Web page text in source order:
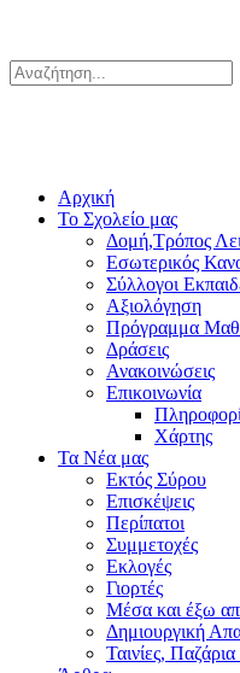
Αρχική
Το Σχολείο μας
Δομή,Τρόπος
Εσωτερικός
Σύλλογοι
Αξιολόγηση
Πρόγραμμα
Δράσεις
Ανακοινώσεις
Επικοινωνία
Χάρτης
Τα Νέα μας
Εκτός Σύρου
Επισκέψεις
Περίπατοι
Συμμετοχές
Εκλογές
Γιορτές
Μέσα και έξω
Δημιουργική
Ταινίες,